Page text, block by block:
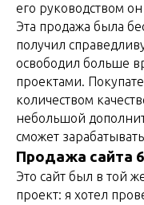
его руководством
Эта продажа была
получил
освободил больше
проектами.
количеством
небольшой
сможет
Продажа сайта 6
Это сайт был в той
проект: я хотел